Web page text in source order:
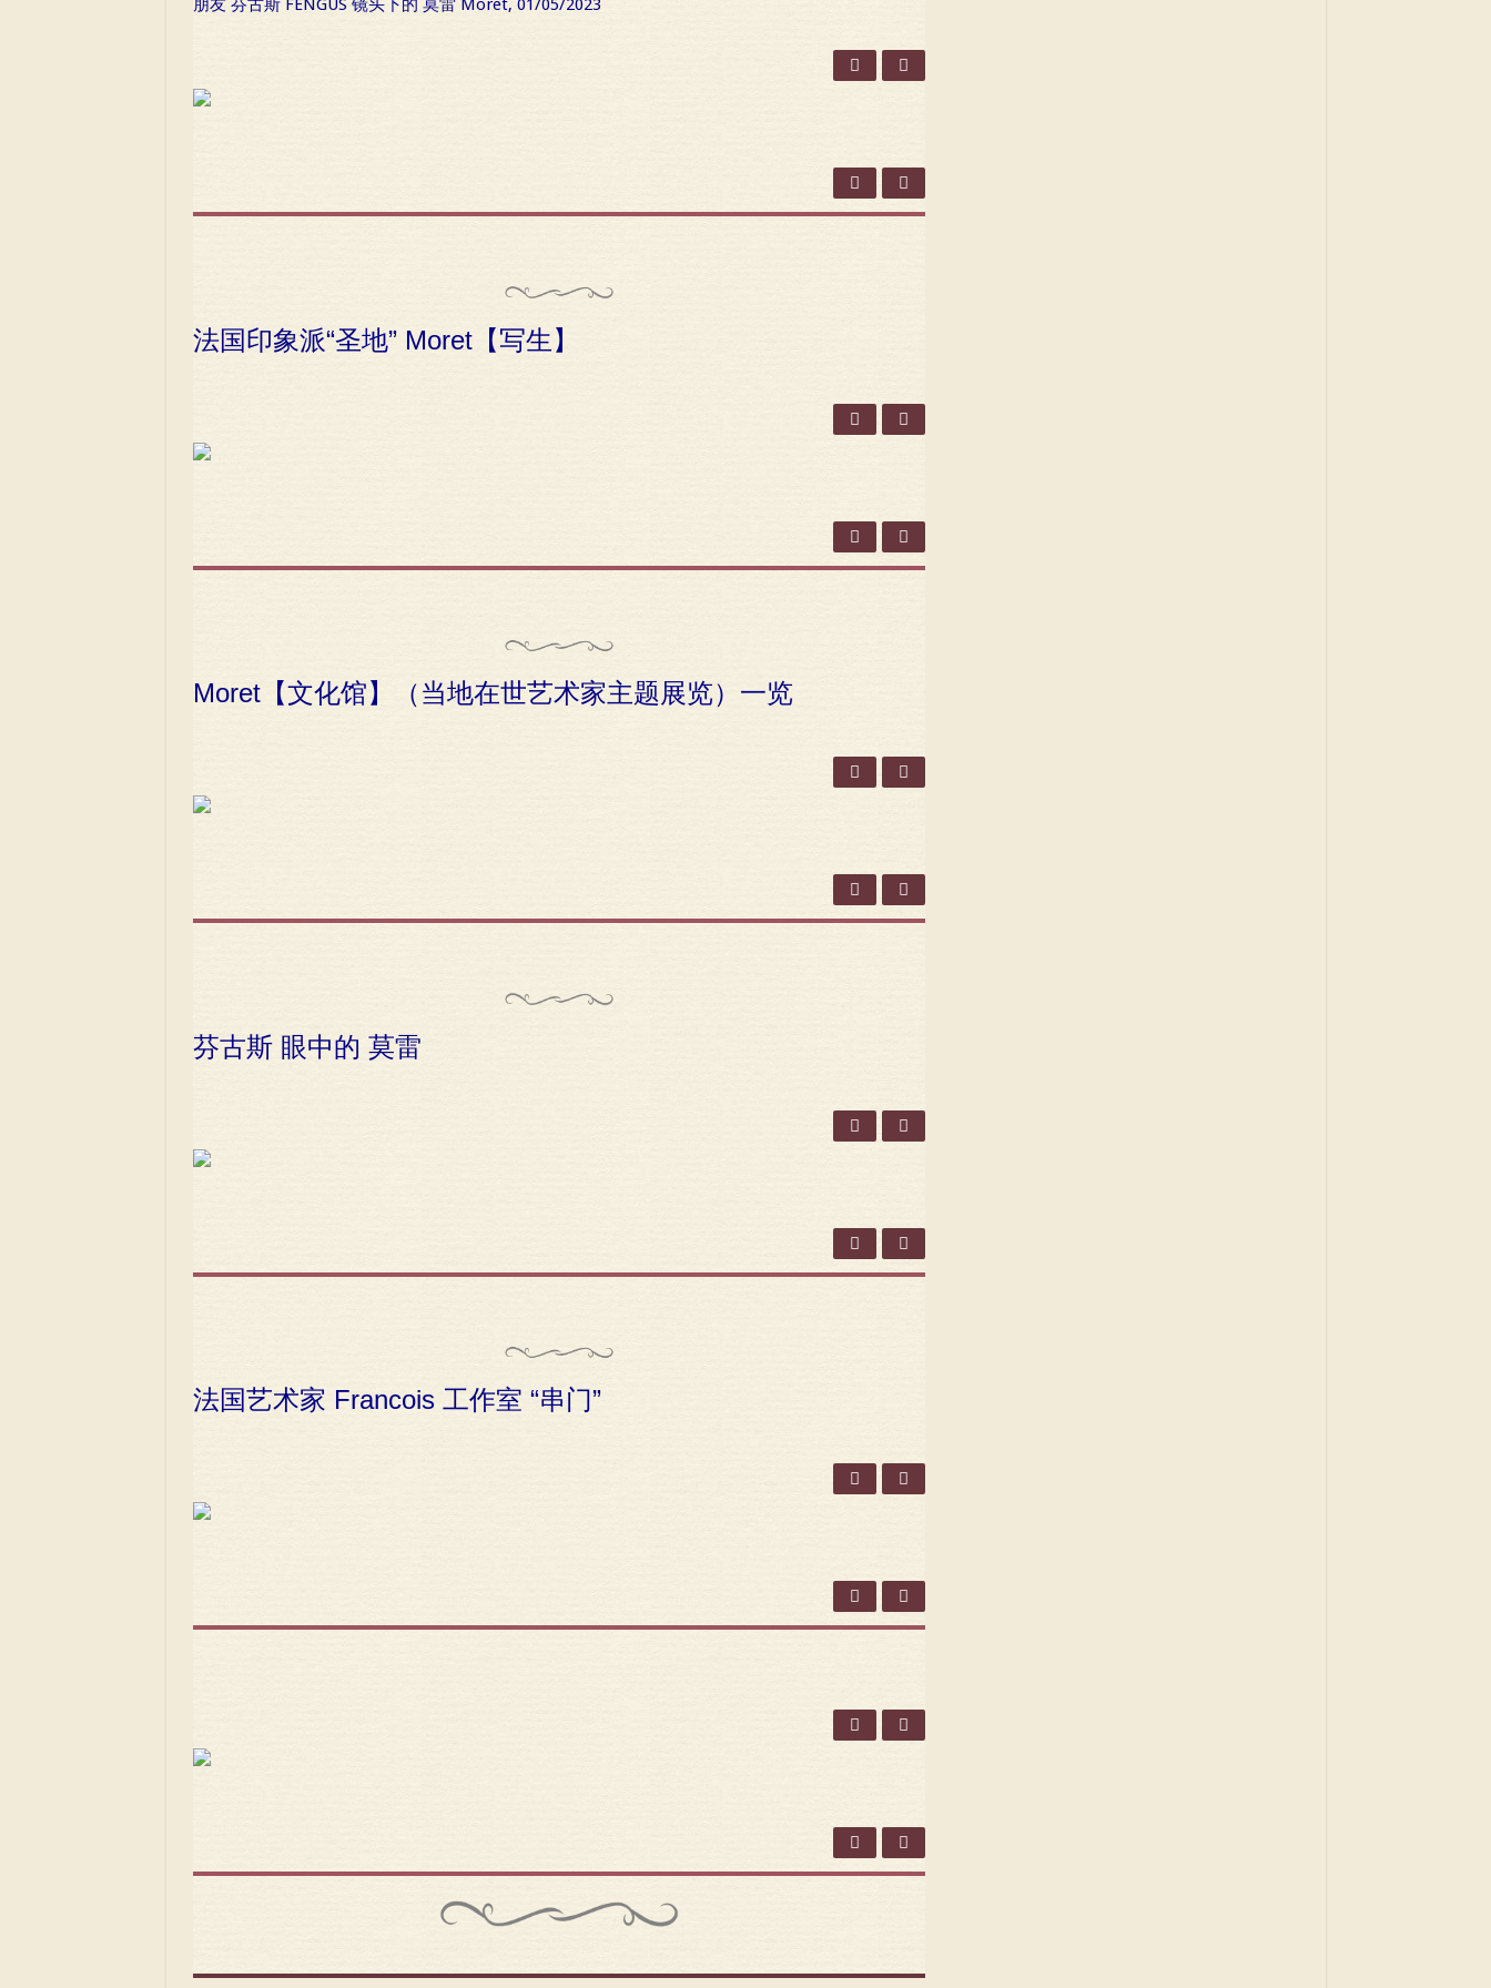
朋友 芬古斯 FENGUS 镜头下的 莫雷 Moret, 01/05/2023
法国印象派“圣地” Moret【写生】
Moret【文化馆】（当地在世艺术家主题展览）一览
芬古斯 眼中的 莫雷
法国艺术家 Francois 工作室 “串门”